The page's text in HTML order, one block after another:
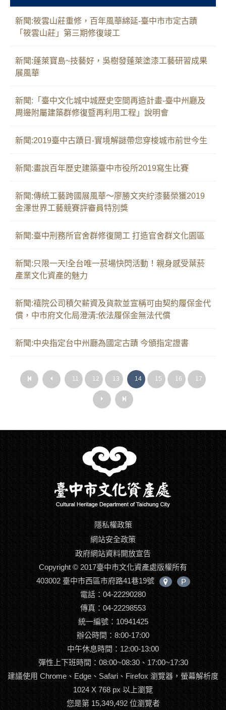
新聞:筱雲山莊重修，百年風華綿延-臺中市市定古蹟
「筱雲山莊」第三期修復竣工
新聞:蓬萊寶島~技藝好，吳樹發蓬萊塗漆工藝研習成果
展風華
新聞:「臺中文化城中城歷史空間再造計畫-臺中州廳及
周邊附屬建築群修復暨再利用工程」說明會
新聞:2019臺中古蹟日-實境解謎帶您穿梭城市前世今生
新聞:畫說百年歷史建築臺中市役所2019寫生比賽
新聞:傳統工藝跨國展風華～廖勝文夾紵漆藝榮獲2019
金澤世界工藝競賽評審員特別獎
新聞:臺中刑務所官舍群修復開工 打造官舍群文化園區
新聞:只限一天!全台唯一菸場快閃活動！親身感受葉菸
產業文化資產的魅力
新聞:禧院公司積欠薪資及貨款並宣稱可由契約履保金代
償，中市府文化局澄清:依法履保金無法代償
新聞:中央指定台中州廳為國定古蹟 今頒指定證書
第
一
第
一
頁
上
一
上
頁
11 12 13 14 15 16 17
下
一
下
頁
最
後
最
後
一
隱私權政策
網站安全政策
政府網站資料開放宣告
Copyright © 2017臺中市文化資產處版權所有
403002 臺中市西區市府路41巷19號
中
P
電話：04-22290280
傳真：04-22298553
統一編號：10941425
辦公時間：8:00-17:00
中午休息時間：12:00-13:00
彈性上下班時間：08:00~08:30、17:00~17:30
建議使用 Chrome、Edge、Safari、Firefox 瀏覽器，螢幕解析度
1024 X 768 px 以上瀏覽
您是第 15,349,492 位瀏覽者